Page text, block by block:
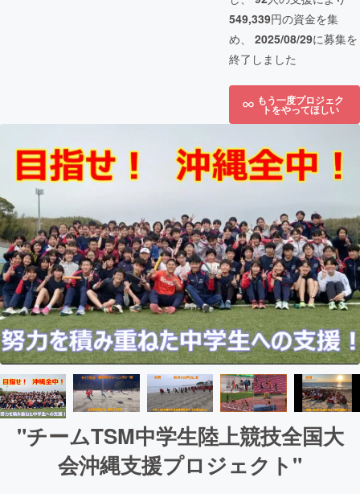
549,339円の資金を集
め、 2025/08/29に募集を
終了しました
もう一度プロジェク
トをやってほしい
"チームTSM中学生陸上競技全国大
会沖縄支援プロジェクト"